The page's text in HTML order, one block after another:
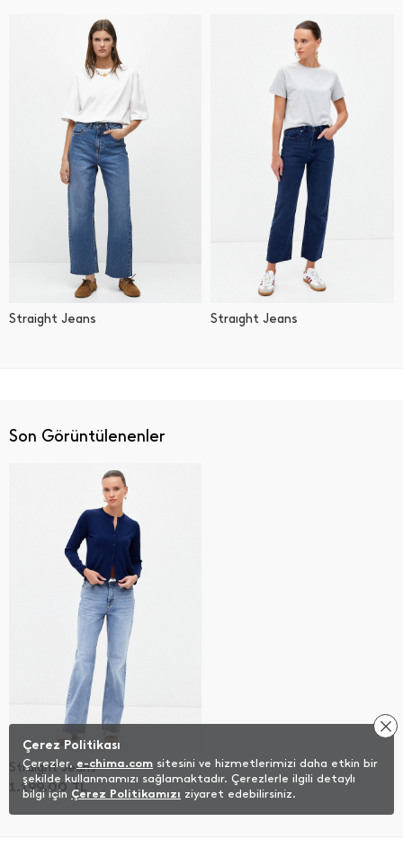
Straight Jeans Straıght Jeans
Son Görüntülenenler
Straıght Jeans
1.199,00TL
Çerez Politikası
Çerezler, e-chima.com sitesini ve hizmetlerimizi daha etkin bir
şekilde kullanmamızı sağlamaktadır. Çerezlerle ilgili detaylı
bilgi için Çerez Politikamızı ziyaret edebilirsiniz.